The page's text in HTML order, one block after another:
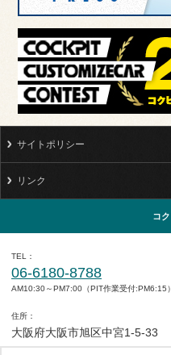
サイトポリシー
リンク
コ
TEL
06-6180-8788
AM10:30～PM7:00（PIT作業受付:PM6:15
住所
大阪府大阪市旭区中宮1-5-33